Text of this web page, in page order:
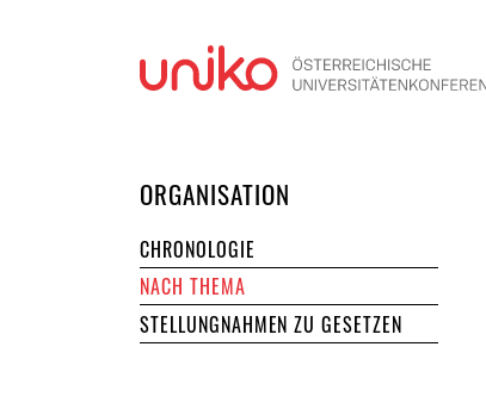
ORGANISATION
CHRONOLOGIE
NACH THEMA
STELLUNGNAHMEN ZU GESETZEN